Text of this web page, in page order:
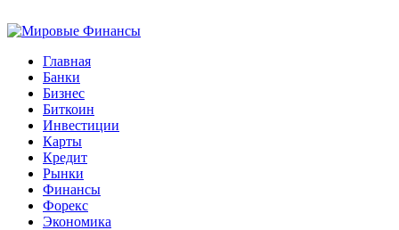
Главная
Банки
Бизнес
Биткоин
Инвестиции
Карты
Кредит
Рынки
Финансы
Форекс
Экономика